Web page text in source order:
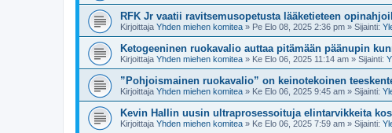
RFK Jr vaatii ravitsemusopetusta lääketieteen
Kirjoittaja Yhden miehen komitea » Pe Elo 08, 2025 2:36 pm » Sijainti:
Ketogeeninen ruokavalio auttaa pitämään päänupin
Kirjoittaja Yhden miehen komitea » Ke Elo 06, 2025 11:14 am » Sijainti:
”Pohjoismainen ruokavalio” on keinotekoinen
Kirjoittaja Yhden miehen komitea » Ke Elo 06, 2025 9:45 am » Sijainti:
Kevin Hallin uusin ultraprosessoituja elintarvikkeita
Kirjoittaja Yhden miehen komitea » Ke Elo 06, 2025 7:59 am » Sijainti: